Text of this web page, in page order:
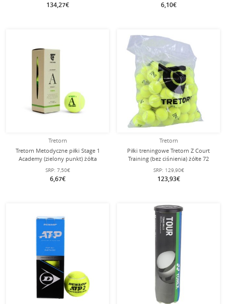
134,27€ 6,10€
Tretorn
Tretorn Metodyczne piłki Stage 1
Academy (zielony punkt) żółta
opakowanie 3 szt.
SRP: 7,50€
6,67€
Tretorn
Piłki treningowe Tretorn Z Court
Training (bez ciśnienia) żółte 72
sztuki w polybagu
SRP: 129,90€
123,93€